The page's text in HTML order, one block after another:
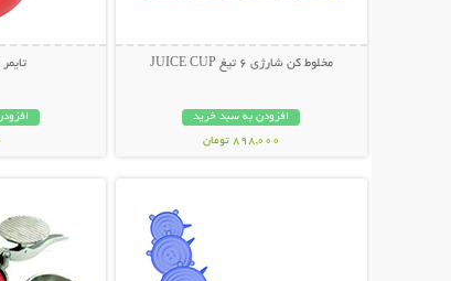
مخلوط کن شارژی 6 تیغ JUICE CUP
افزودن به سبد خرید
898,000 تومان